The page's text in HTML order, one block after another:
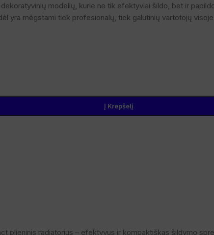
modelių, kurie ne tik efektyviai šildo, bet ir
yra mėgstami tiek profesionalų, tiek galutinių vartotojų
Į Krepšelį